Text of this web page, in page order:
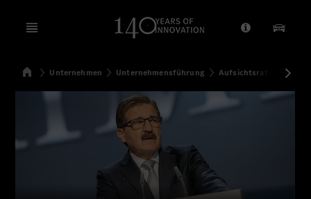
Open menu Anbieter/
SuchenStartseite
Unternehmen Unternehmensführung Aufsichtsrat